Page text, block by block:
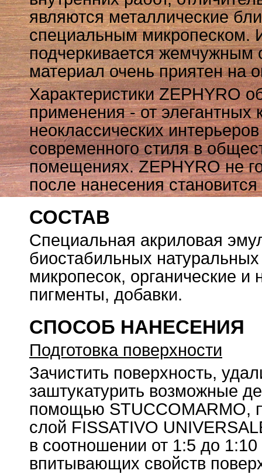
являются металлические
специальным микропеском.
подчеркивается жемчужным
материал очень приятен на
Характеристики ZEPHYRO
применения - от элегантных
неоклассических
современного стиля в
помещениях. ZEPHYRO не
после нанесения
СОСТАВ
Специальная акриловая
биостабильных
микропесок, органические и
пигменты, добавки.
СПОСОБ НАНЕСЕНИЯ
Подготовка поверхности
Зачистить поверхность,
заштукатурить возможные
помощью STUCCOMARMO,
слой FISSATIVO
в соотношении от 1:5 до 1:10
впитывающих свойств